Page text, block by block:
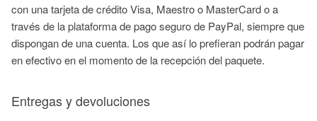
con una tarjeta de crédito Visa, Maestro o MasterCard o a
través de la plataforma de pago seguro de PayPal, siempre que
dispongan de una cuenta. Los que así lo prefieran podrán pagar
en efectivo en el momento de la recepción del paquete.
Entregas y devoluciones